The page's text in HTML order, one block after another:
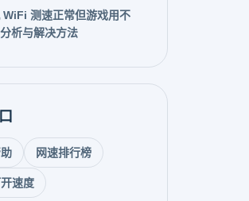
WiFi 测速正常但游戏用不
析与解决方法
网速排行榜
速度